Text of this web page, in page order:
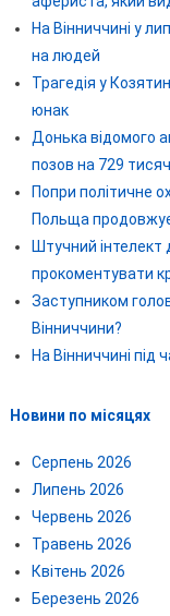
На Вінниччині у
на людей
Трагедія у
юнак
Донька відомого
позов на 729
Попри політичне
Польща
Штучний інтелект
прокоментувати
Заступником
Вінниччини?
На Вінниччині під
Новини по місяцях
Серпень 2026
Липень 2026
Червень 2026
Травень 2026
Квітень 2026
Березень 2026